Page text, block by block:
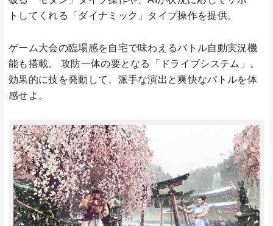
トしてくれる「ダイナミック」タイプ操作を提供。
ゲーム大会の臨場感を自宅で味わえるバトル自動実況機
能も搭載。 攻防一体の要となる「ドライブシステム」。
効果的に技を発動して、派手な演出と爽快なバトルを体
感せよ。